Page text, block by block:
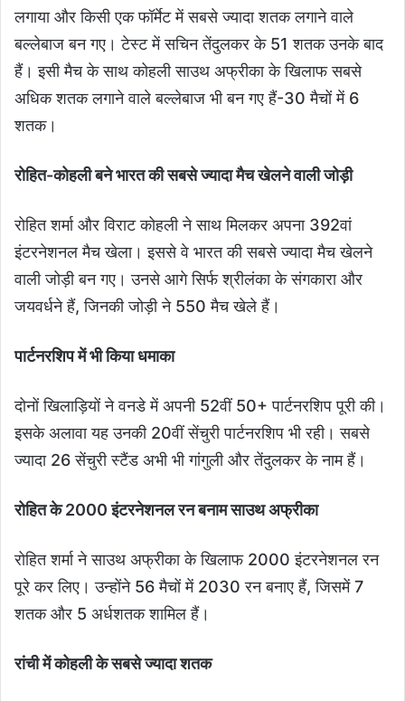
लगाया और किसी एक फॉर्मेट में सबसे ज्यादा शतक लगाने वाले
बल्लेबाज बन गए। टेस्ट में सचिन तेंदुलकर के 51 शतक उनके बाद
हैं। इसी मैच के साथ कोहली साउथ अफ्रीका के खिलाफ सबसे
अधिक शतक लगाने वाले बल्लेबाज भी बन गए हैं-30 मैचों में 6
शतक।
रोहित-कोहली बने भारत की सबसे ज्यादा मैच खेलने वाली जोड़ी
रोहित शर्मा और विराट कोहली ने साथ मिलकर अपना 392वां
इंटरनेशनल मैच खेला। इससे वे भारत की सबसे ज्यादा मैच खेलने
वाली जोड़ी बन गए। उनसे आगे सिर्फ श्रीलंका के संगकारा और
जयवर्धने हैं, जिनकी जोड़ी ने 550 मैच खेले हैं।
पार्टनरशिप में भी किया धमाका
दोनों खिलाड़ियों ने वनडे में अपनी 52वीं 50+ पार्टनरशिप पूरी की।
इसके अलावा यह उनकी 20वीं सेंचुरी पार्टनरशिप भी रही। सबसे
ज्यादा 26 सेंचुरी स्टैंड अभी भी गांगुली और तेंदुलकर के नाम हैं।
रोहित के 2000 इंटरनेशनल रन बनाम साउथ अफ्रीका
रोहित शर्मा ने साउथ अफ्रीका के खिलाफ 2000 इंटरनेशनल रन
पूरे कर लिए। उन्होंने 56 मैचों में 2030 रन बनाए हैं, जिसमें 7
शतक और 5 अर्धशतक शामिल हैं।
रांची में कोहली के सबसे ज्यादा शतक